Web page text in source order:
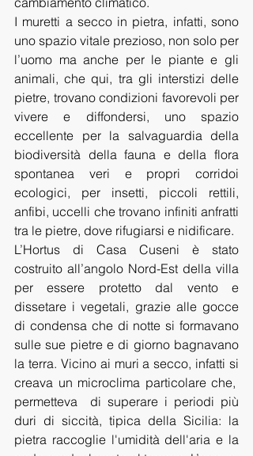
I muretti a secco in pietra, infatti, sono
uno spazio vitale prezioso, non solo per
l’uomo ma anche per le piante e gli
animali, che qui, tra gli interstizi delle
pietre, trovano condizioni favorevoli per
vivere e diffondersi, uno spazio
eccellente per la salvaguardia della
biodiversità della fauna e della flora
spontanea veri e propri corridoi
ecologici, per insetti, piccoli rettili,
anfibi, uccelli che trovano infiniti anfratti
tra le pietre, dove rifugiarsi e nidificare.
L’Hortus di Casa Cuseni è stato
costruito all’angolo Nord-Est della villa
per essere protetto dal vento e
dissetare i vegetali, grazie alle gocce
di condensa che di notte si formavano
sulle sue pietre e di giorno bagnavano
la terra. Vicino ai muri a secco, infatti si
creava un microclima particolare che,
permetteva  di superare i periodi più
duri di siccità, tipica della Sicilia: la
pietra raccoglie l'umidità dell'aria e la